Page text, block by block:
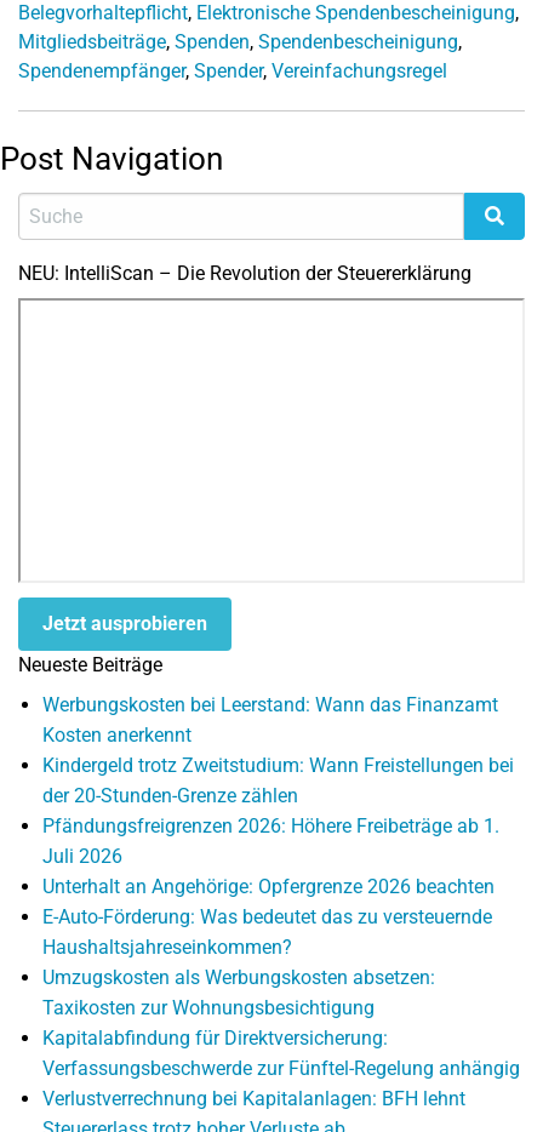
Belegvorhaltepflicht, Elektronische Spendenbescheinigung,
Mitgliedsbeiträge, Spenden, Spendenbescheinigung,
Spendenempfänger, Spender, Vereinfachungsregel
Post Navigation
NEU: IntelliScan – Die Revolution der Steuererklärung
Jetzt ausprobieren
Neueste Beiträge
Werbungskosten bei Leerstand: Wann das Finanzamt
Kosten anerkennt
Kindergeld trotz Zweitstudium: Wann Freistellungen bei
der 20-Stunden-Grenze zählen
Pfändungsfreigrenzen 2026: Höhere Freibeträge ab 1.
Juli 2026
Unterhalt an Angehörige: Opfergrenze 2026 beachten
E-Auto-Förderung: Was bedeutet das zu versteuernde
Haushaltsjahreseinkommen?
Umzugskosten als Werbungskosten absetzen:
Taxikosten zur Wohnungsbesichtigung
Kapitalabfindung für Direktversicherung:
Verfassungsbeschwerde zur Fünftel-Regelung anhängig
Verlustverrechnung bei Kapitalanlagen: BFH lehnt